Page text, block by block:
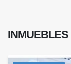
INMUEBLES